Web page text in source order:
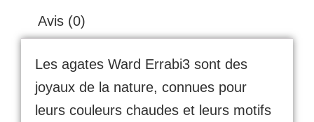
Avis (0)
Les agates Ward Errabi3 sont des
joyaux de la nature, connues pour
leurs couleurs chaudes et leurs motifs